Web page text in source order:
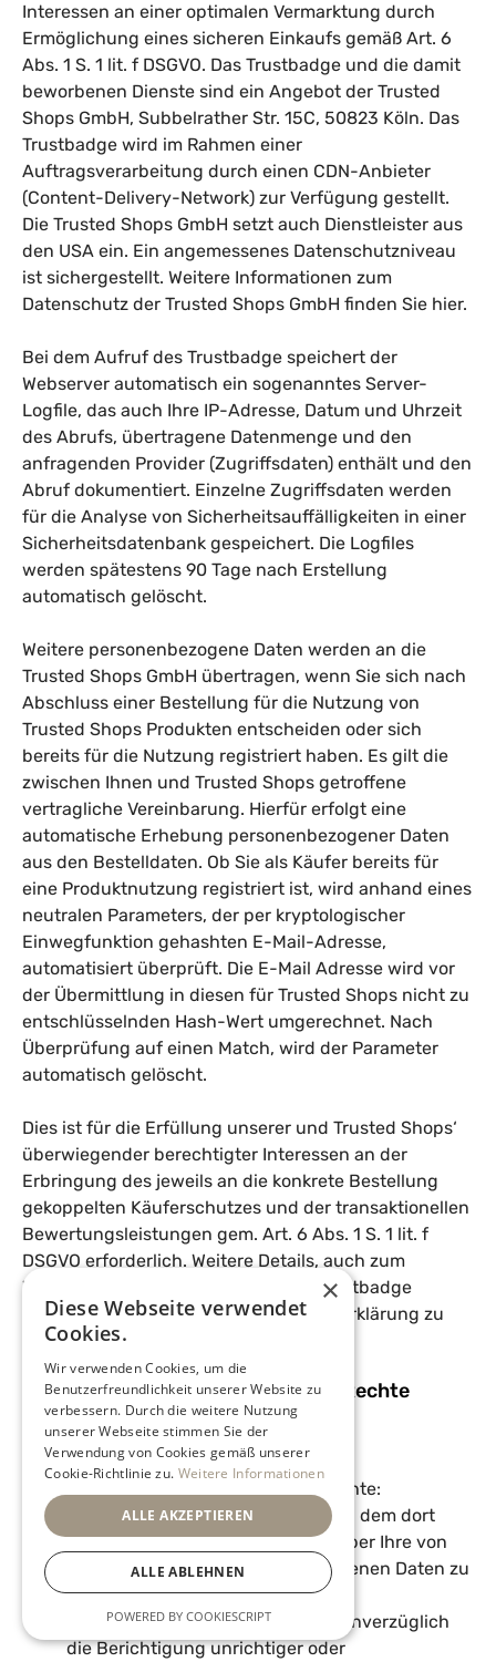
Interessen an einer optimalen Vermarktung durch
Ermöglichung eines sicheren Einkaufs gemäß Art. 6
Abs. 1 S. 1 lit. f DSGVO. Das Trustbadge und die damit
beworbenen Dienste sind ein Angebot der Trusted
Shops GmbH, Subbelrather Str. 15C, 50823 Köln. Das
Trustbadge wird im Rahmen einer
Auftragsverarbeitung durch einen CDN-Anbieter
(Content-Delivery-Network) zur Verfügung gestellt.
Die Trusted Shops GmbH setzt auch Dienstleister aus
den USA ein. Ein angemessenes Datenschutzniveau
ist sichergestellt. Weitere Informationen zum
Datenschutz der Trusted Shops GmbH finden Sie hier.
Bei dem Aufruf des Trustbadge speichert der
Webserver automatisch ein sogenanntes Server-
Logfile, das auch Ihre IP-Adresse, Datum und Uhrzeit
des Abrufs, übertragene Datenmenge und den
anfragenden Provider (Zugriffsdaten) enthält und den
Abruf dokumentiert. Einzelne Zugriffsdaten werden
für die Analyse von Sicherheitsauffälligkeiten in einer
Sicherheitsdatenbank gespeichert. Die Logfiles
werden spätestens 90 Tage nach Erstellung
automatisch gelöscht.
Weitere personenbezogene Daten werden an die
Trusted Shops GmbH übertragen, wenn Sie sich nach
Abschluss einer Bestellung für die Nutzung von
Trusted Shops Produkten entscheiden oder sich
bereits für die Nutzung registriert haben. Es gilt die
zwischen Ihnen und Trusted Shops getroffene
vertragliche Vereinbarung. Hierfür erfolgt eine
automatische Erhebung personenbezogener Daten
aus den Bestelldaten. Ob Sie als Käufer bereits für
eine Produktnutzung registriert ist, wird anhand eines
neutralen Parameters, der per kryptologischer
Einwegfunktion gehashten E-Mail-Adresse,
automatisiert überprüft. Die E-Mail Adresse wird vor
der Übermittlung in diesen für Trusted Shops nicht zu
entschlüsselnden Hash-Wert umgerechnet. Nach
Überprüfung auf einen Match, wird der Parameter
automatisch gelöscht.
Dies ist für die Erfüllung unserer und Trusted Shops‘
überwiegender berechtigter Interessen an der
Erbringung des jeweils an die konkrete Bestellung
gekoppelten Käuferschutzes und der transaktionellen
Bewertungsleistungen gem. Art. 6 Abs. 1 S. 1 lit. f
DSGVO erforderlich. Weitere Details, auch zum
Widerspruch, sind der oben und im Trustbadge
verlinkten Trusted Shops Datenschutzerklärung zu
entnehmen.
9. Kontaktmöglichkeiten und Ihre Rechte
9.1 Ihre Rechte
Als Betroffener haben Sie folgende Rechte:
gemäß Art. 15 DSGVO das Recht, in dem dort
bezeichneten Umfang Auskunft über Ihre von
uns verarbeiteten personenbezogenen Daten zu
verlangen;
gemäß Art. 16 DSGVO das Recht, unverzüglich
die Berichtigung unrichtiger oder
×
Diese Webseite verwendet
Cookies.
Wir verwenden Cookies, um die
Benutzerfreundlichkeit unserer Website zu
verbessern. Durch die weitere Nutzung
unserer Webseite stimmen Sie der
Verwendung von Cookies gemäß unserer
Cookie-Richtlinie zu. Weitere Informationen
ALLE AKZEPTIEREN
ALLE ABLEHNEN
POWERED BY COOKIESCRIPT